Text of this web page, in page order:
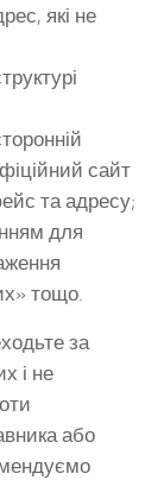
які не
сайт
та адресу;
для
тощо.
за
і не
або